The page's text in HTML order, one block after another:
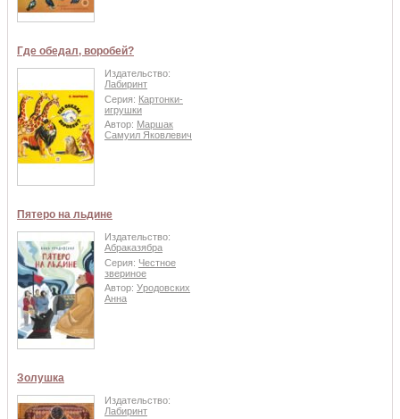
Где обедал, воробей?
Издательство:
Лабиринт
Серия: Картонки-
игрушки
Автор: Маршак
Самуил Яковлевич
Пятеро на льдине
Издательство:
Абраказябра
Серия: Честное
звериное
Автор: Уродовских
Анна
Золушка
Издательство:
Лабиринт